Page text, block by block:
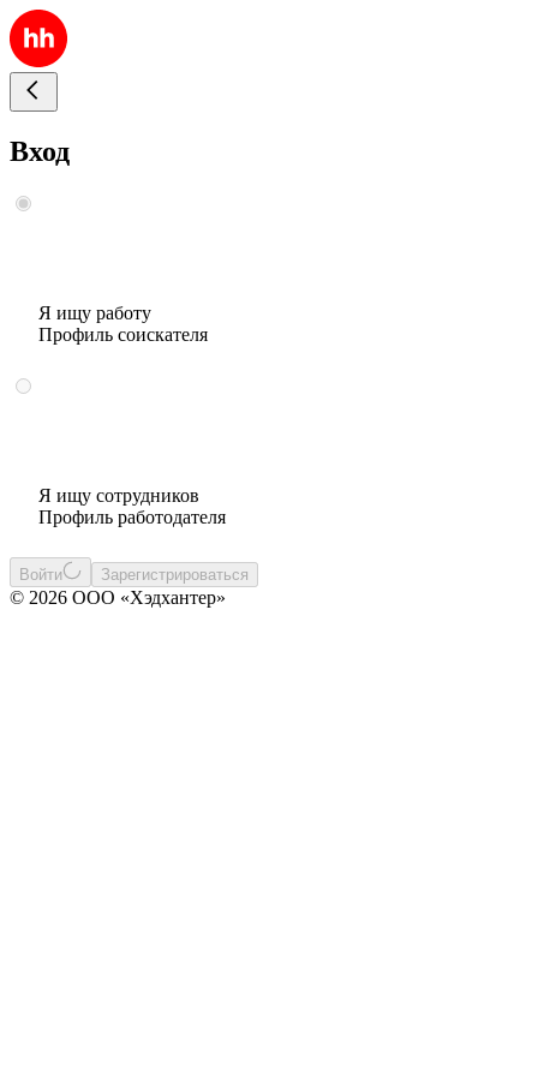
Вход
Я ищу работу
Профиль соискателя
Я ищу сотрудников
Профиль работодателя
Войти Зарегистрироваться
© 2026 ООО «Хэдхантер»